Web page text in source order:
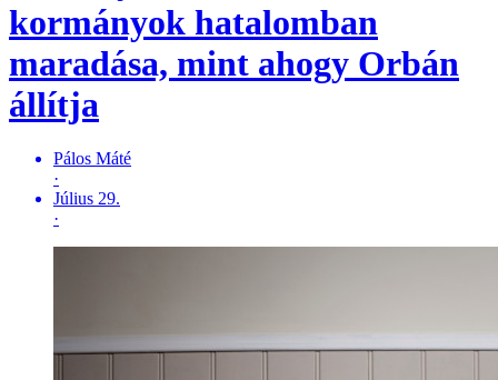
kormányok hatalomban
maradása, mint ahogy Orbán
állítja
Pálos Máté
·
Július 29.
·